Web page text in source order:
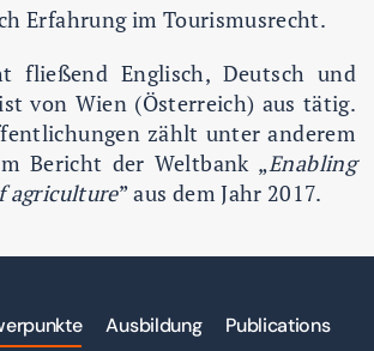
Erfahrung im Tourismusrecht.
fließend Englisch, Deutsch und
von Wien (Österreich) aus tätig.
zählt unter anderem
Bericht der Weltbank „Enabling
agriculture” aus dem Jahr 2017.
Ausbildung
Publications